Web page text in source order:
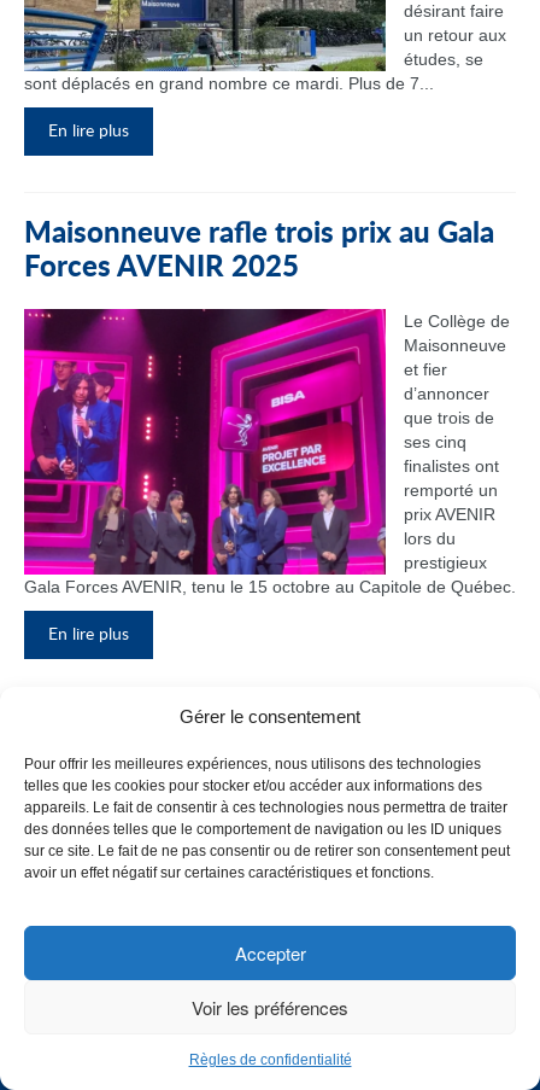
Gérer le consentement
Pour offrir les meilleures expériences, nous utilisons des technologies
telles que les cookies pour stocker et/ou accéder aux informations des
appareils. Le fait de consentir à ces technologies nous permettra de traiter
des données telles que le comportement de navigation ou les ID uniques
sur ce site. Le fait de ne pas consentir ou de retirer son consentement peut
avoir un effet négatif sur certaines caractéristiques et fonctions.
Accepter
Voir les préférences
Règles de confidentialité
désirant faire
un retour aux
études, se
sont déplacés en grand nombre ce mardi. Plus de 7...
En lire plus
Maisonneuve rafle trois prix au Gala
Forces AVENIR 2025
Le Collège de
Maisonneuve
et fier
d’annoncer
que trois de
ses cinq
finalistes ont
remporté un
prix AVENIR
lors du
prestigieux
Gala Forces AVENIR, tenu le 15 octobre au Capitole de Québec.
En lire plus
bloc F
Le Collège de
Maisonneuve
a inauguré
CHOISISSEZ UN PROFIL